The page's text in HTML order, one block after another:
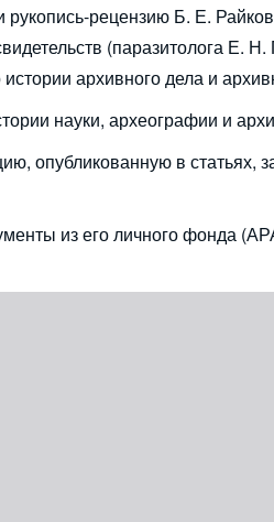
рецензию Б. Е.
(паразитолога Е. Н.
архивного дела и
науки, археографии и
опубликованную в статьях,
из его личного фонда